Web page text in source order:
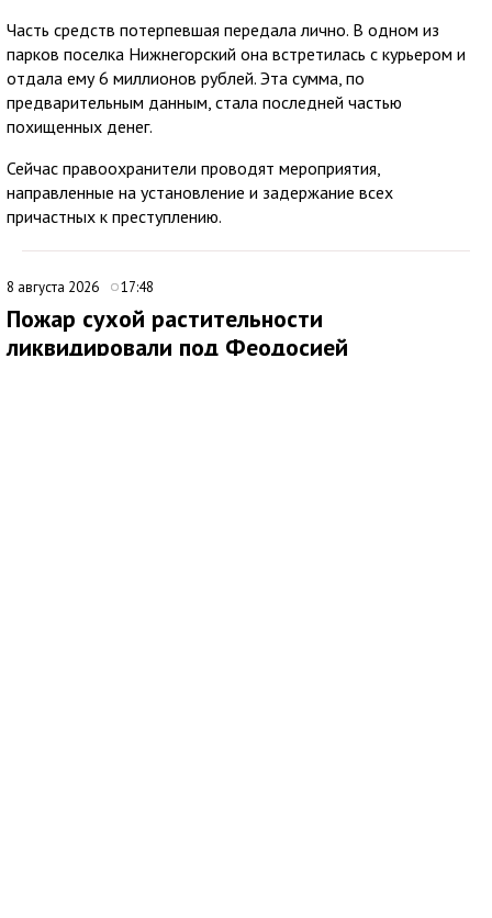
Часть средств потерпевшая передала лично. В одном из
парков поселка Нижнегорский она встретилась с курьером и
отдала ему 6 миллионов рублей. Эта сумма, по
предварительным данным, стала последней частью
похищенных денег.
Сейчас правоохранители проводят мероприятия,
направленные на установление и задержание всех
причастных к преступлению.
8 августа 2026 17:48
Пожар сухой растительности
ликвидировали под Феодосией